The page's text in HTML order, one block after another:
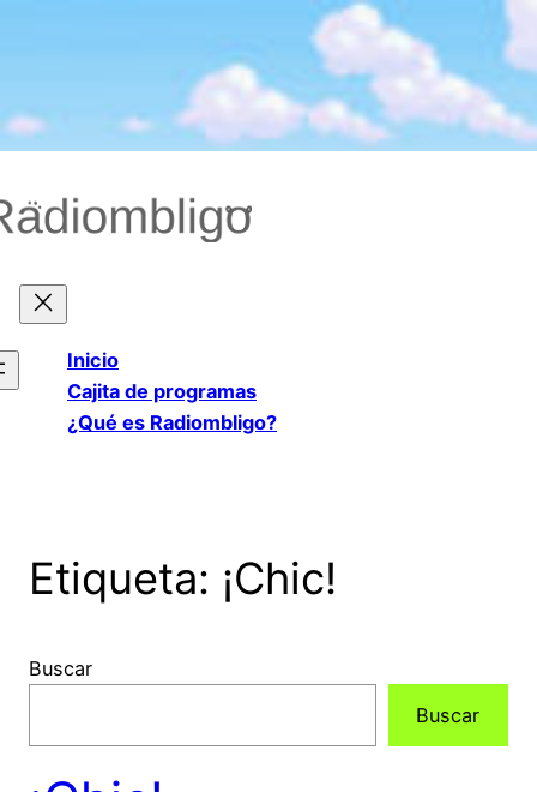
Inicio
Cajita de programas
¿Qué es Radiombligo?
Etiqueta: ¡Chic!
Buscar
Buscar